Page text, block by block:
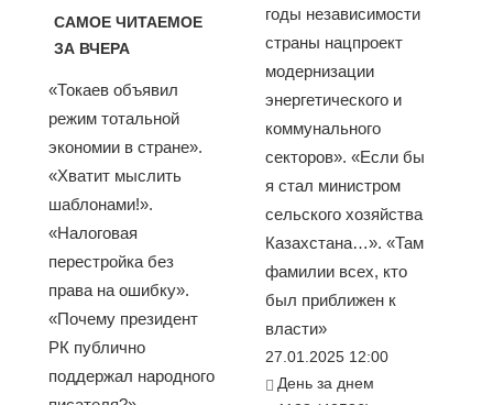
САМОЕ ЧИТАЕМОЕ
ЗА ВЧЕРА
«Токаев объявил
режим тотальной
экономии в стране».
«Хватит мыслить
шаблонами!».
«Налоговая
перестройка без
права на ошибку».
«Почему президент
РК публично
поддержал народного
годы независимости
страны нацпроект
модернизации
энергетического и
коммунального
секторов». «Если бы
я стал министром
сельского хозяйства
Казахстана…». «Там
фамилии всех, кто
был приближен к
власти»
27.01.2025 12:00
День за днем